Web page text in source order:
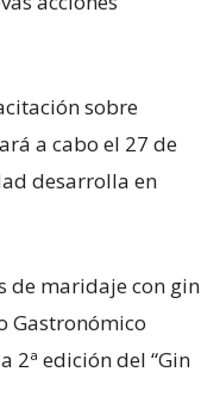
sobre
a cabo el 27 de
desarrolla en
de maridaje con gin
Gastronómico
2ª edición del “Gin